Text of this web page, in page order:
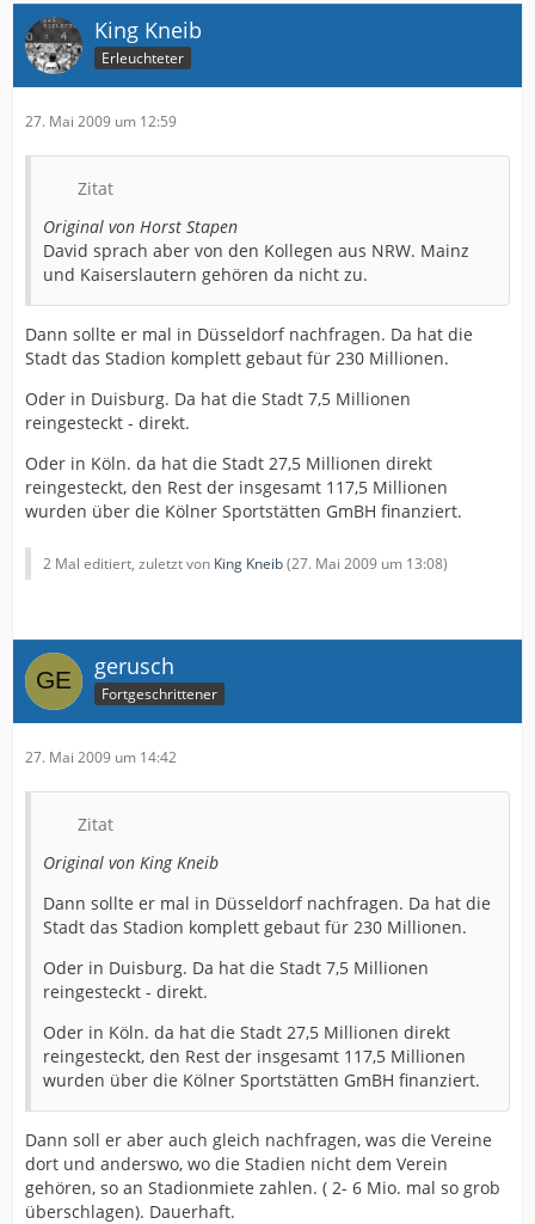
King Kneib
Erleuchteter
27. Mai 2009 um 12:59
Zitat
Original von Horst Stapen
David sprach aber von den Kollegen aus NRW. Mainz
und Kaiserslautern gehören da nicht zu.
Dann sollte er mal in Düsseldorf nachfragen. Da hat die
Stadt das Stadion komplett gebaut für 230 Millionen.
Oder in Duisburg. Da hat die Stadt 7,5 Millionen
reingesteckt - direkt.
Oder in Köln. da hat die Stadt 27,5 Millionen direkt
reingesteckt, den Rest der insgesamt 117,5 Millionen
wurden über die Kölner Sportstätten GmBH finanziert.
2 Mal editiert, zuletzt von King Kneib(27. Mai 2009 um 13:08)
gerusch
Fortgeschrittener
27. Mai 2009 um 14:42
Zitat
Original von King Kneib
Dann sollte er mal in Düsseldorf nachfragen. Da hat die
Stadt das Stadion komplett gebaut für 230 Millionen.
Oder in Duisburg. Da hat die Stadt 7,5 Millionen
reingesteckt - direkt.
Oder in Köln. da hat die Stadt 27,5 Millionen direkt
reingesteckt, den Rest der insgesamt 117,5 Millionen
wurden über die Kölner Sportstätten GmBH finanziert.
Dann soll er aber auch gleich nachfragen, was die Vereine
dort und anderswo, wo die Stadien nicht dem Verein
gehören, so an Stadionmiete zahlen. ( 2- 6 Mio. mal so grob
überschlagen). Dauerhaft.